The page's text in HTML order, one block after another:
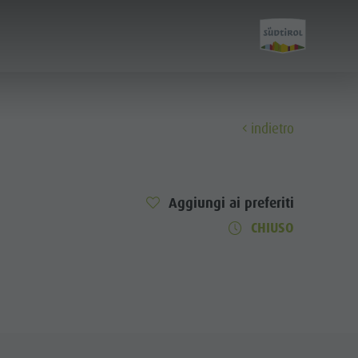
indietro
Aggiungi ai preferiti
CHIUSO